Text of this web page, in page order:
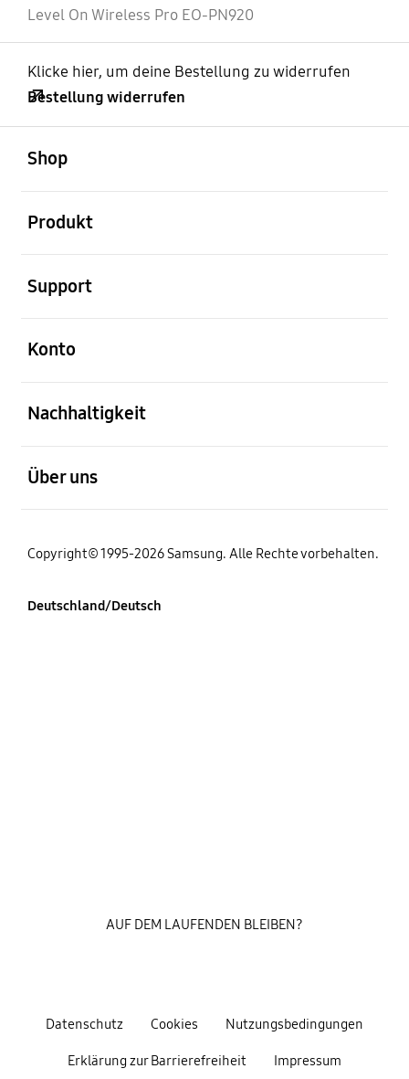
Level On Wireless Pro EO-PN920
Klicke hier, um deine Bestellung zu widerrufen
Bestellung widerrufen
Shop
Produkt
Support
Konto
Nachhaltigkeit
Über uns
Copyright© 1995-2026 Samsung. Alle Rechte vorbehalten.
Deutschland/Deutsch
Datenschutz Cookies Nutzungsbedingungen
Erklärung zur Barrierefreiheit Impressum
AUF DEM LAUFENDEN BLEIBEN?